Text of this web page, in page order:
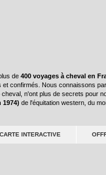
de 400 voyages à cheval en
confirmés. Nous connaissons
n'ont plus de secrets pour
de l'équitation western, du
CARTE INTERACTIVE